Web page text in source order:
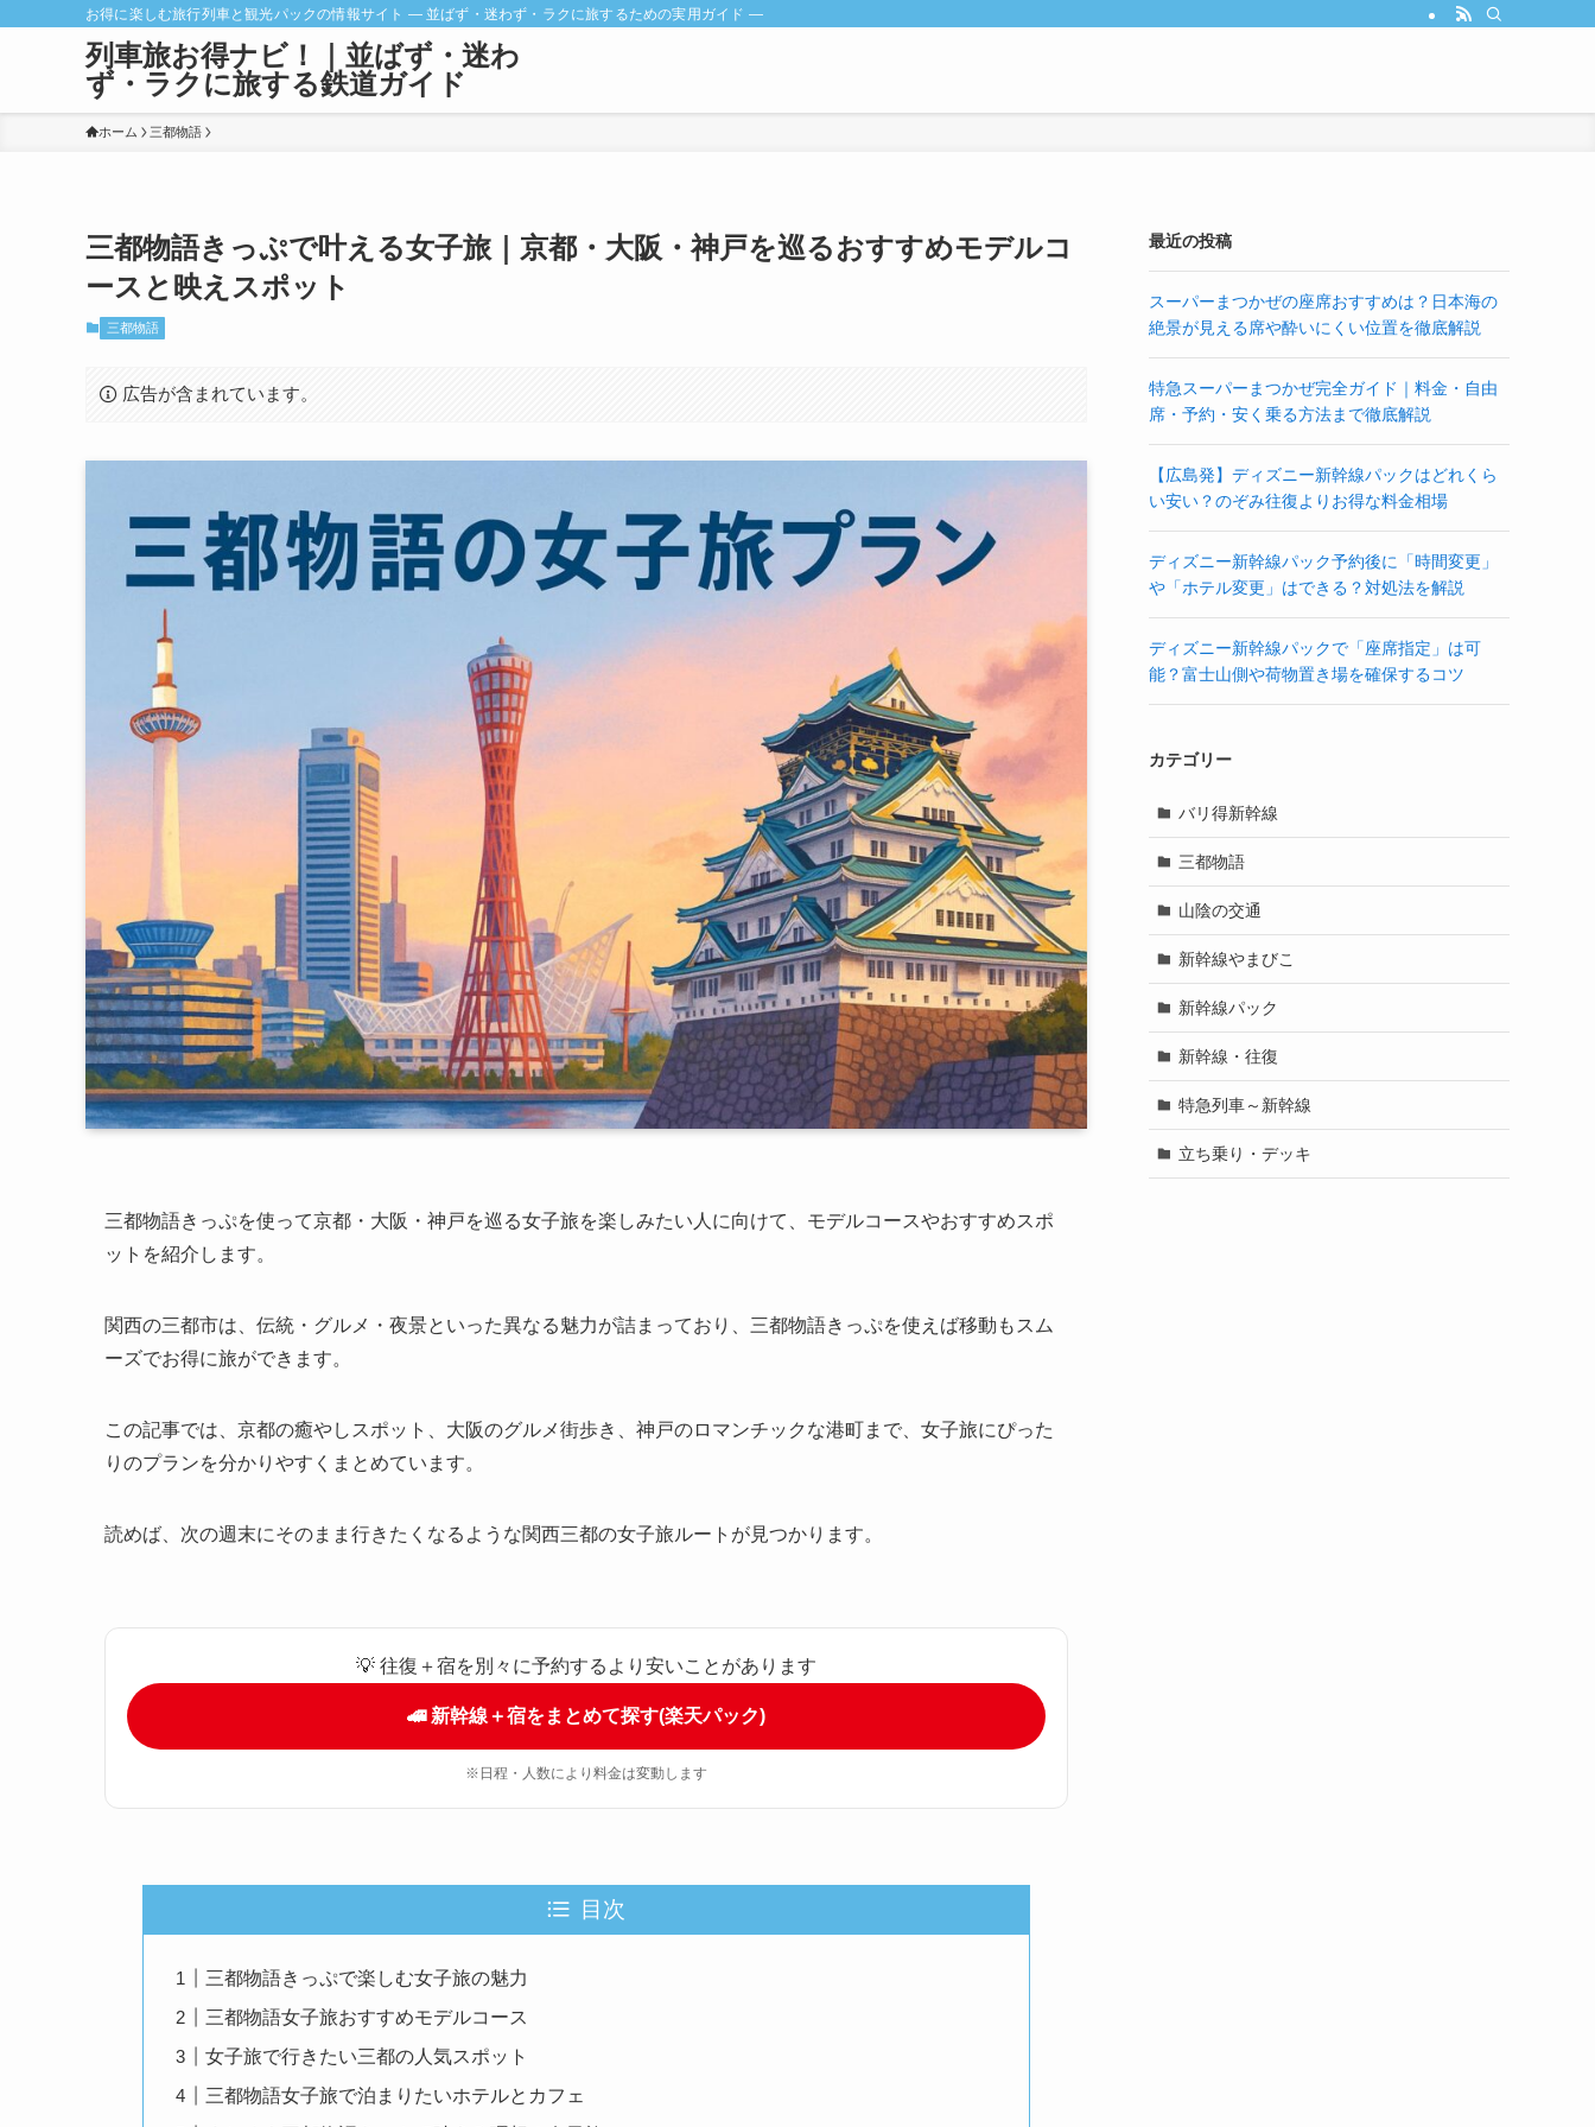
お得に楽しむ旅行列車と観光パックの情報サイト ― 並ばず・迷わず・ラクに旅するための実用ガイド ―
列車旅お得ナビ！｜並ばず・迷わ
ず・ラクに旅する鉄道ガイド
ホーム 三都物語
三都物語きっぷで叶える女子旅｜京都・大阪・神戸を巡るおすすめモデルコ
ースと映えスポット
三都物語
広告が含まれています。
三都物語きっぷを使って京都・大阪・神戸を巡る女子旅を楽しみたい人に向けて、モデルコースやおすすめスポ
ットを紹介します。
関西の三都市は、伝統・グルメ・夜景といった異なる魅力が詰まっており、三都物語きっぷを使えば移動もスム
ーズでお得に旅ができます。
この記事では、京都の癒やしスポット、大阪のグルメ街歩き、神戸のロマンチックな港町まで、女子旅にぴった
りのプランを分かりやすくまとめています。
読めば、次の週末にそのまま行きたくなるような関西三都の女子旅ルートが見つかります。
💡 往復＋宿を別々に予約するより安いことがあります
🚄 新幹線＋宿をまとめて探す(楽天パック)
※日程・人数により料金は変動します
目次
三都物語きっぷで楽しむ女子旅の魅力
三都物語女子旅おすすめモデルコース
女子旅で行きたい三都の人気スポット
三都物語女子旅で泊まりたいホテルとカフェ
最近の投稿
スーパーまつかぜの座席おすすめは？日本海の
絶景が見える席や酔いにくい位置を徹底解説
特急スーパーまつかぜ完全ガイド｜料金・自由
席・予約・安く乗る方法まで徹底解説
【広島発】ディズニー新幹線パックはどれくら
い安い？のぞみ往復よりお得な料金相場
ディズニー新幹線パック予約後に「時間変更」
や「ホテル変更」はできる？対処法を解説
ディズニー新幹線パックで「座席指定」は可
能？富士山側や荷物置き場を確保するコツ
カテゴリー
バリ得新幹線
三都物語
山陰の交通
新幹線やまびこ
新幹線パック
新幹線・往復
特急列車～新幹線
立ち乗り・デッキ